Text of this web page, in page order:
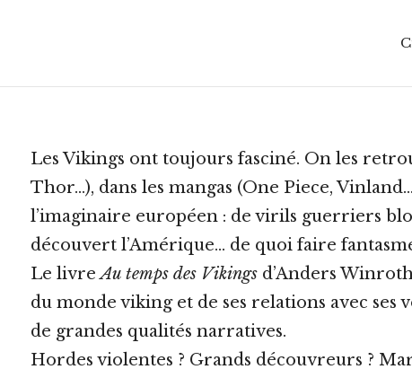
more
content
Les Vikings ont toujours fasciné. On les
Thor…), dans les mangas (One Piece,
l’imaginaire européen : de virils guerriers
découvert l’Amérique… de quoi faire
Le livreAu temps des Vikings d’Anders
du monde viking et de ses relations avec ses
de grandes qualités narratives.
Hordes violentes ? Grands découvreurs ?